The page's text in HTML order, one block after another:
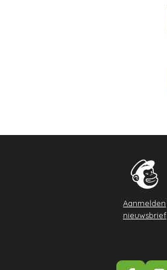
Aanmelden
nieuwsbrief